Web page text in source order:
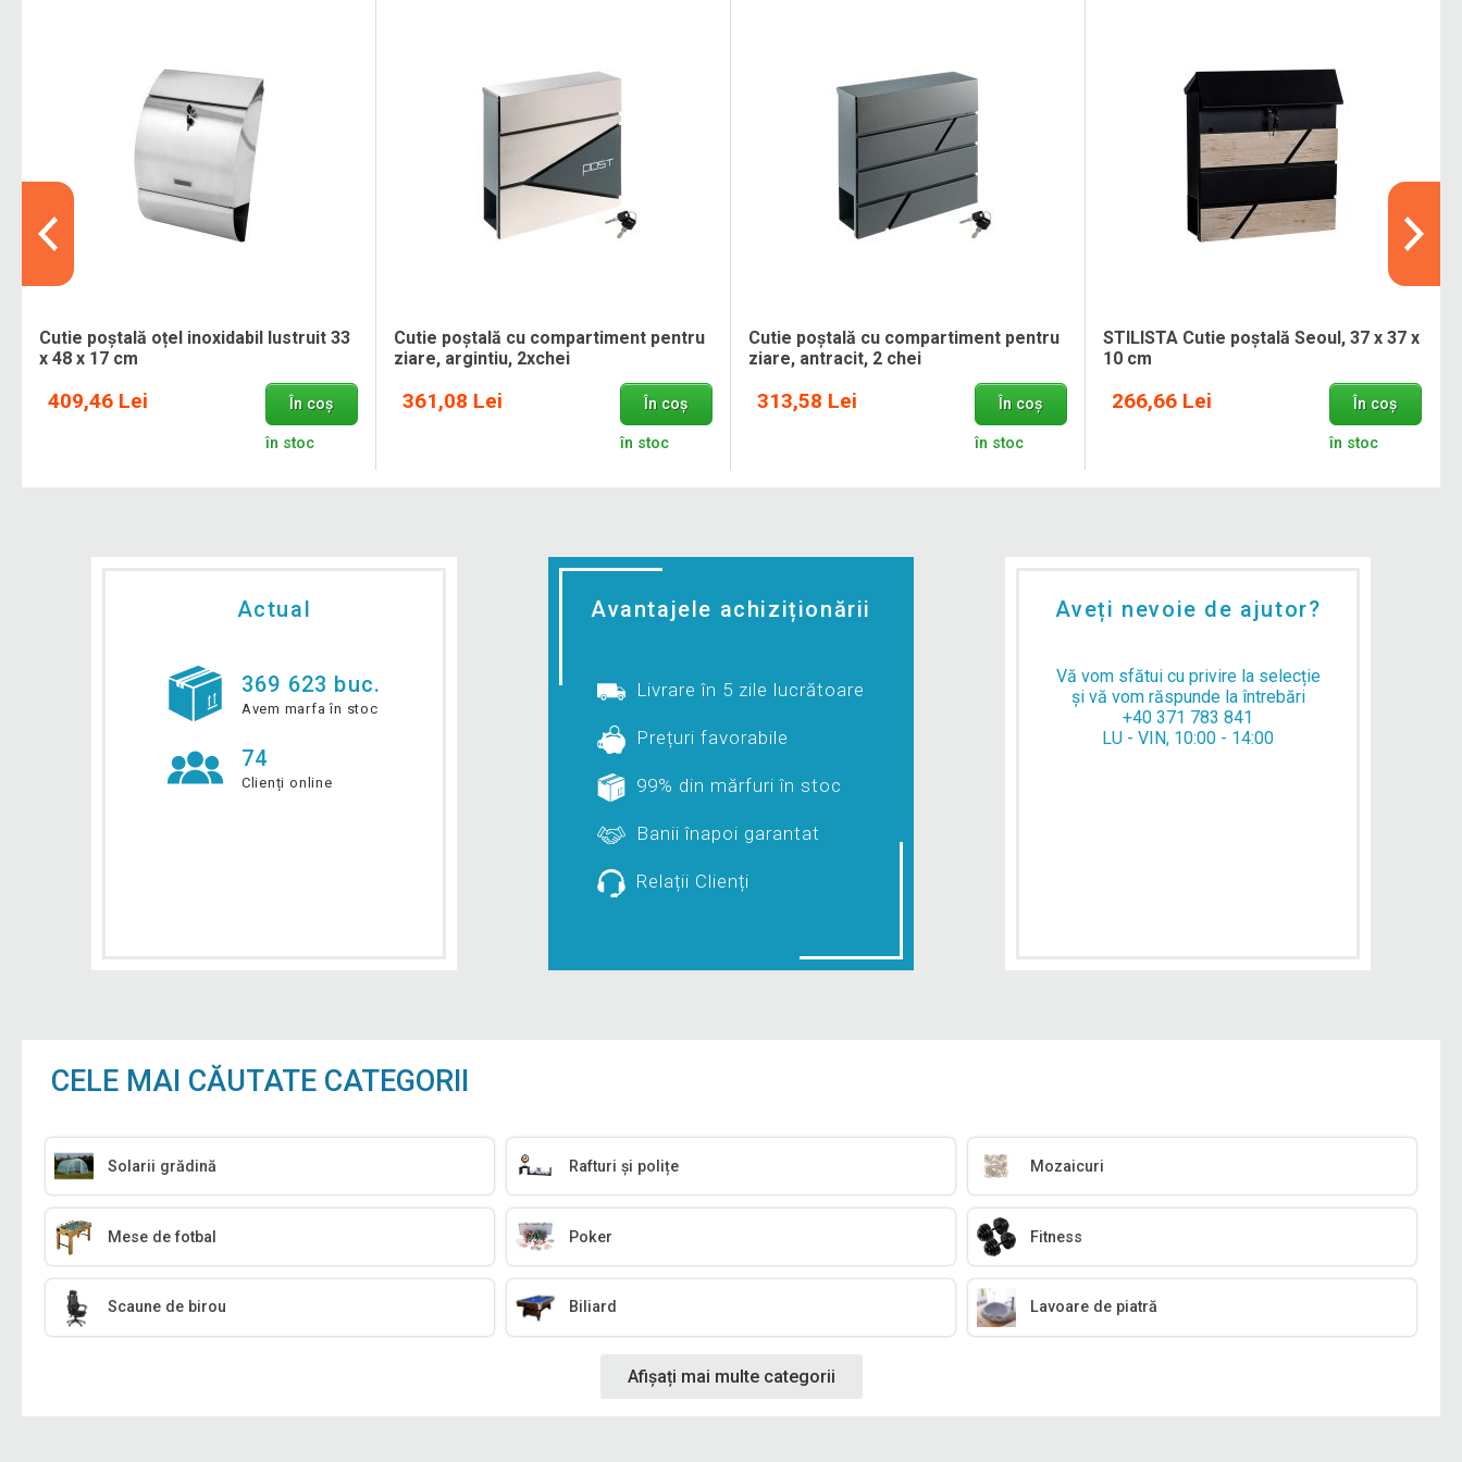
Cutie poștală oțel inoxidabil lustruit 33
x 48 x 17 cm
409,46 Lei În coș
în stoc
Cutie poștală cu compartiment pentru
ziare, argintiu, 2xchei
361,08 Lei În coș
în stoc
Cutie poștală cu compartiment pentru
ziare, antracit, 2 chei
313,58 Lei În coș
în stoc
STILISTA Cutie poștală Seoul, 37 x 37 x
10 cm
266,66 Lei În coș
în stoc
Actual
369 623 buc.
Avem marfa în stoc
74
Clienți online
Avantajele achiziționării
Livrare în 5 zile lucrătoare
Prețuri favorabile
99% din mărfuri în stoc
Banii înapoi garantat
Relații Clienți
Aveți nevoie de ajutor?
Vă vom sfătui cu privire la selecție
și vă vom răspunde la întrebări
+40 371 783 841
LU - VIN, 10:00 - 14:00
CELE MAI CĂUTATE CATEGORII
Solarii grădină Rafturi și polițe Mozaicuri
Mese de fotbal Poker Fitness
Scaune de birou Biliard Lavoare de piatră
Afișați mai multe categorii